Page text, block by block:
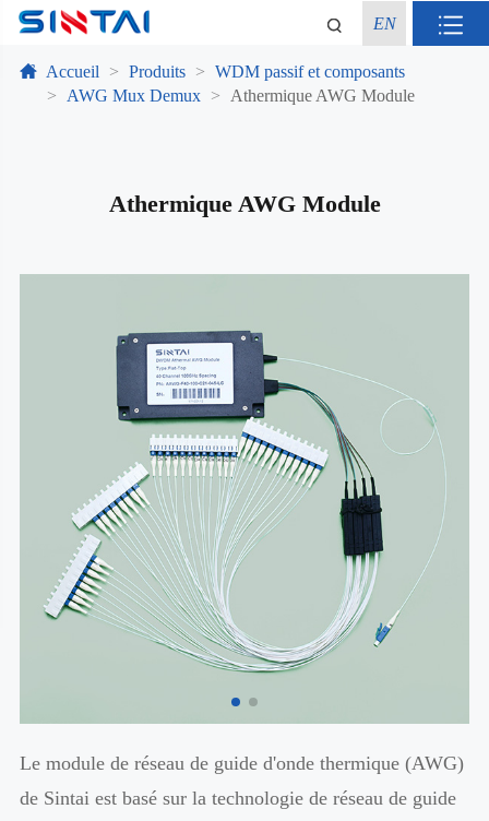
EN
Accueil Produits
WDM passif et composants
AWG Mux Demux
Athermique AWG Module
Athermique AWG Module
Le module de réseau de guide d'onde thermique (AWG)
de Sintai est basé sur la technologie de réseau de guide